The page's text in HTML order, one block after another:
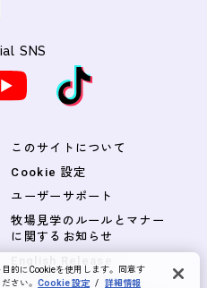
SNS
このサイトについて
Cookie 設定
ユーザーサポート
牧場見学のルールとマナー
に関するお知らせ
的にCookieを使用します。 同意す
さい。 Cookie 設定 / 詳細情報